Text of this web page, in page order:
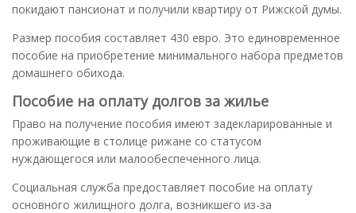
покидают пансионат и получили квартиру от Рижской думы.
Размер пособия составляет 430 евро. Это единовременное
пособие на приобретение минимального набора предметов
домашнего обихода.
Пособие на оплату долгов за жилье
Право на получение пособия имеют задекларированные и
проживающие в столице рижане со статусом
нуждающегося или малообеспеченного лица.
Социальная служба предоставляет пособие на оплату
основного жилищного долга, возникшего из-за